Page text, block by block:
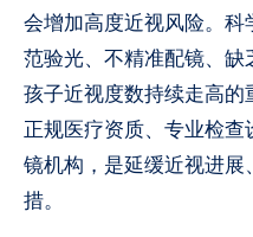
会增加高度近视风险。
范验光、不精准配镜、
孩子近视度数持续走高
正规医疗资质、专业检
镜机构，是延缓近视进
措。